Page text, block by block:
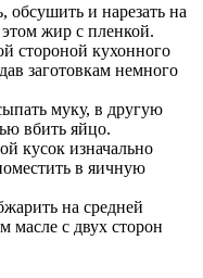
обсушить и нарезать на
жир с пленкой.
стороной кухонного
заготовкам немного
муку, в другую
вбить яйцо.
кусок изначально
в яичную
на средней
масле с двух сторон